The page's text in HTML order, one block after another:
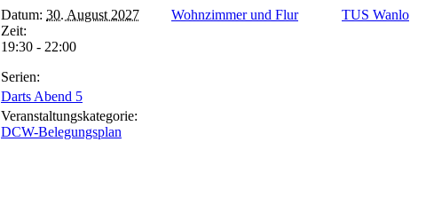
Datum: 30. August 2027
Zeit:
19:30 - 22:00
Serien:
Darts Abend 5
Veranstaltungskategorie:
DCW-Belegungsplan
Wohnzimmer und Flur TUS Wanlo